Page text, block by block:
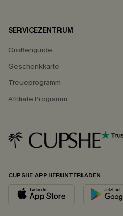
SERVICEZENTRUM
Größenguide
Geschenkkarte
Treueprogramm
Affiliate Programm
CUPSHE-APP HERUNTERLADEN